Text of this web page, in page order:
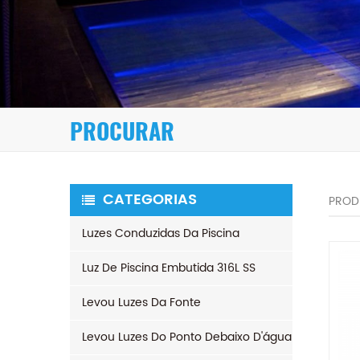
PROCURAR
CATEGORIAS
Luzes Conduzidas Da Piscina
Luz De Piscina Embutida 316L SS
Levou Luzes Da Fonte
Levou Luzes Do Ponto Debaixo D'água